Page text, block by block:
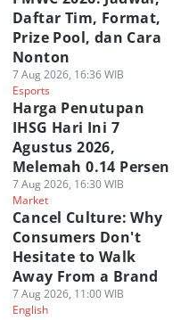
Daftar Tim, Format,
Prize Pool, dan Cara
Nonton
7 Aug 2026, 16:36 WIB
Esports
Harga Penutupan
IHSG Hari Ini 7
Agustus 2026,
Melemah 0.14 Persen
7 Aug 2026, 16:30 WIB
Market
Cancel Culture: Why
Consumers Don't
Hesitate to Walk
Away From a Brand
7 Aug 2026, 11:00 WIB
English